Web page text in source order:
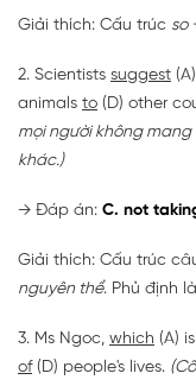
Giải thích: Cấu trúc so
2. Scientists suggest (A)
animals to (D) other
mọi người không
khác.)
→ Đáp án: C. not
Giải thích: Cấu trúc
nguyên thể. Phủ định là
3. Ms Ngoc, which (A)
of(D) people's lives.